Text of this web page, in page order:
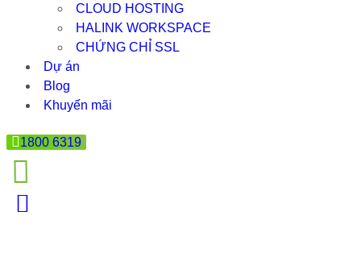
CLOUD HOSTING
HALINK WORKSPACE
CHỨNG CHỈ SSL
Dự án
Blog
Khuyến mãi
1800 6319